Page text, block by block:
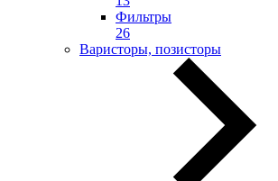
Фильтры
26
Варисторы, позисторы